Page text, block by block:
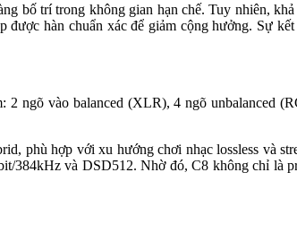
bố trí trong không gian hạn chế. Tuy nhiên,
hàn chuẩn xác để giảm cộng hưởng. Sự
2 ngõ vào balanced (XLR), 4 ngõ
phù hợp với xu hướng chơi nhạc lossless và
và DSD512. Nhờ đó, C8 không chỉ là